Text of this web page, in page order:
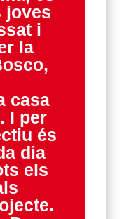
joves
i
la
casa
I per
és
dia
els